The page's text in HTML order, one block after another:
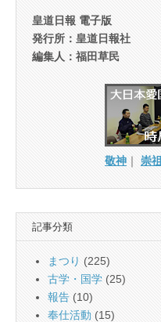
皇道日報 電子版
発行所：皇道日報社
編集人：福田草民
敬神 ｜ 崇祖
記事分類
まつり (225)
古学・国学 (25)
報告 (10)
奉仕活動 (15)